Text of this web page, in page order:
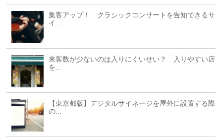
集客アップ！ クラシックコンサートを告知できるサ
イ...
来客数が少ないのは入りにくいせい？ 入りやすい店
を...
【東京都版】デジタルサイネージを屋外に設置する際
の...